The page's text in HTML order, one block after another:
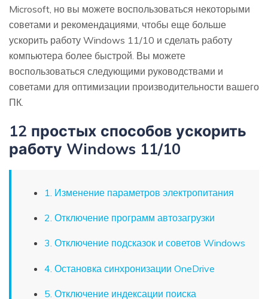
Microsoft, но вы можете воспользоваться некоторыми
советами и рекомендациями, чтобы еще больше
ускорить работу Windows 11/10 и сделать работу
компьютера более быстрой. Вы можете
воспользоваться следующими руководствами и
советами для оптимизации производительности вашего
ПК.
12 простых способов ускорить
работу Windows 11/10
1. Изменение параметров электропитания
2. Отключение программ автозагрузки
3. Отключение подсказок и советов Windows
4. Остановка синхронизации OneDrive
5. Отключение индексации поиска